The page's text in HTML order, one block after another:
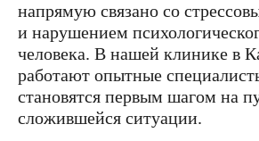
напрямую связано со
и нарушением
человека. В нашей клинике в
работают опытные
становятся первым шагом на
сложившейся ситуации.